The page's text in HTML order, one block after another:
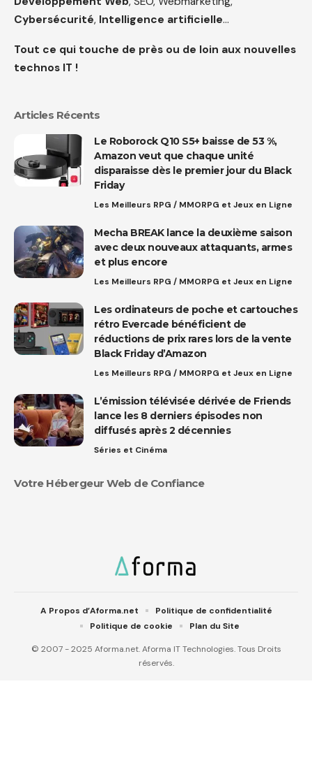
Cybersécurité, Intelligence artificielle…
Tout ce qui touche de près ou de loin aux nouvelles
technos IT !
Articles Récents
Le Roborock Q10 S5+ baisse de 53 %,
Amazon veut que chaque unité
disparaisse dès le premier jour du Black
Friday
Les Meilleurs RPG / MMORPG et Jeux en Ligne
Mecha BREAK lance la deuxième saison
avec deux nouveaux attaquants, armes
et plus encore
Les Meilleurs RPG / MMORPG et Jeux en Ligne
Les ordinateurs de poche et cartouches
rétro Evercade bénéficient de
réductions de prix rares lors de la vente
Black Friday d’Amazon
Les Meilleurs RPG / MMORPG et Jeux en Ligne
L’émission télévisée dérivée de Friends
lance les 8 derniers épisodes non
diffusés après 2 décennies
Séries et Cinéma
Votre Hébergeur Web de Confiance
© 2007 - 2025 Aforma.net. Aforma IT Technologies. Tous Droits
réservés.
A Propos d’Aforma.net
Politique de confidentialité
Politique de cookie
Plan du Site